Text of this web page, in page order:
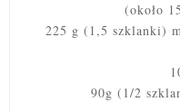
(około
225 g (1,5 szklanki)
90g (1/2